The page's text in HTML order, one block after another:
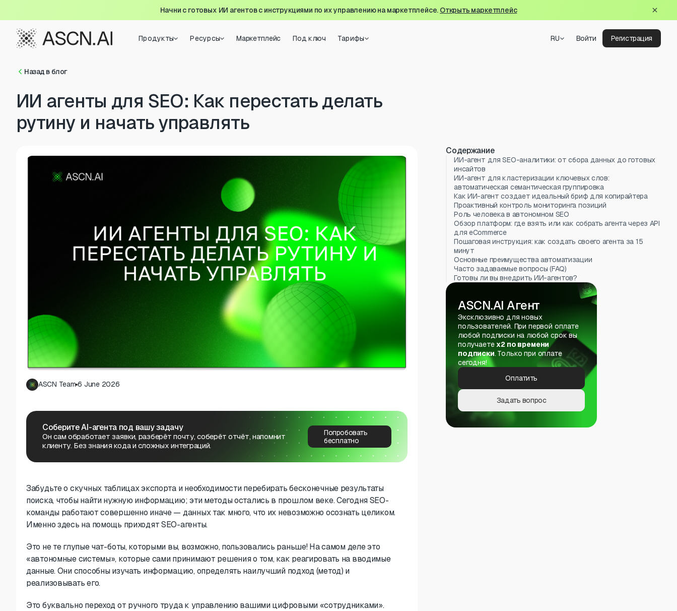
Начни с готовых ИИ агентов с инструкциями по их управлению на маркетплейсе. Открыть маркетплейс
Продукты Ресурсы Маркетплейс Под ключ Тарифы RU Войти Регистрация
Назад в блог
ИИ агенты для SEO: Как перестать делать
рутину и начать управлять
ASCN Team 6 June 2026
Соберите AI-агента под вашу задачу
Он сам обработает заявки, разберёт почту, соберёт отчёт, напомнит
клиенту. Без знания кода и сложных интеграций.
Попробовать
бесплатно
Забудьте о скучных таблицах экспорта и необходимости перебирать бесконечные результаты
поиска, чтобы найти нужную информацию; эти методы остались в прошлом веке. Сегодня SEO-
команды работают совершенно иначе — данных так много, что их невозможно осознать целиком.
Именно здесь на помощь приходят SEO-агенты.
Это не те глупые чат-боты, которыми вы, возможно, пользовались раньше! На самом деле это
«автономные системы», которые сами принимают решения о том, как реагировать на вводимые
данные. Они способны изучать информацию, определять наилучший подход (метод) и
реализовывать его.
Это буквально переход от ручного труда к управлению вашими цифровыми «сотрудниками».
Содержание
ИИ-агент для SEO-аналитики: от сбора данных до готовых
инсайтов
ИИ-агент для кластеризации ключевых слов:
автоматическая семантическая группировка
Как ИИ-агент создает идеальный бриф для копирайтера
Проактивный контроль мониторинга позиций
Роль человека в автономном SEO
Обзор платформ: где взять или как собрать агента через API
для eCommerce
Пошаговая инструкция: как создать своего агента за 15
минут
Основные преимущества автоматизации
Часто задаваемые вопросы (FAQ)
Готовы ли вы внедрить ИИ-агентов?
ASCN.AI Агент
Эксклюзивно для новых
пользователей. При первой оплате
любой подписки на любой срок вы
получаетех2 по времени
подписки. Только при оплате
сегодня!
Оплатить
Задать вопрос